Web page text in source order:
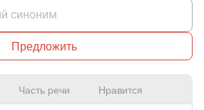
Предложить
Часть речи Нравится